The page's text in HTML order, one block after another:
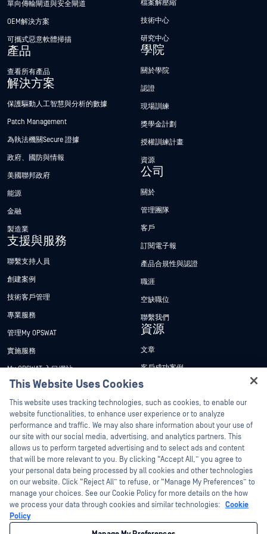
單向傳輸閘道與安全閘道
OEM解決方案
可攜式惡意軟體掃描
產品
查看所有產品
解決方案
保護驅動人工智慧與分析的數據
Patch Management
為執法機關Secure 證據
政府、國防與情報
美國聯邦政府
能源
金融
製造業
支援與服務
聯繫支持人員
創建案例
技術客戶管理
專業服務
管理My OPSWAT
實施服務
My OPSWAT 入口網站
技術檔案
訓練
漏洞通報計畫
合作夥伴
認證
技術合作夥伴
管道合作夥伴計劃
檔案解壓縮
技術中心
研究中心
學院
關於學院
認證
現場訓練
獎學金計劃
授權訓練計畫
資源
公司
關於
管理團隊
客戶
訂閱電子報
產品合規性與認證
職涯
空缺職位
聯繫我們
資源
文章
客戶成功案例
新聞稿
新聞報導
網路研討會
產品型錄
白皮書
免費工具
©2026OPSWAT . 保留所有權利。OPSWAT、MetaDefender、Metascan、
MetaAccess、OPSWAT 、Trust no File. Trust No Device.、OPSWAT 、Protecting the
This Website Uses Cookies
This website uses tracking technologies, such as cookies, to enable our
website functionalities, to enhance user experience or to analyze
performance and traffic. We may also share information about your use of
our site with our social media, advertising, and analytics partners. This
allows us to perform targeted advertising and to select ads and content
that will be more relevant to you. By clicking “Accept All,” you agree to
your personal data being processed by all cookies and other technologies
on our website. Click “Reject All” to refuse, or “Manage My Preferences” to
manage your choices. See our Cookie Policy for more details on the how
we process your data through cookies and similar technologies: Cookie
Policy
Hey there!
I'm Ozzy, your OPSWAT virtual assistant.
How can I help you secure what's critical
today?